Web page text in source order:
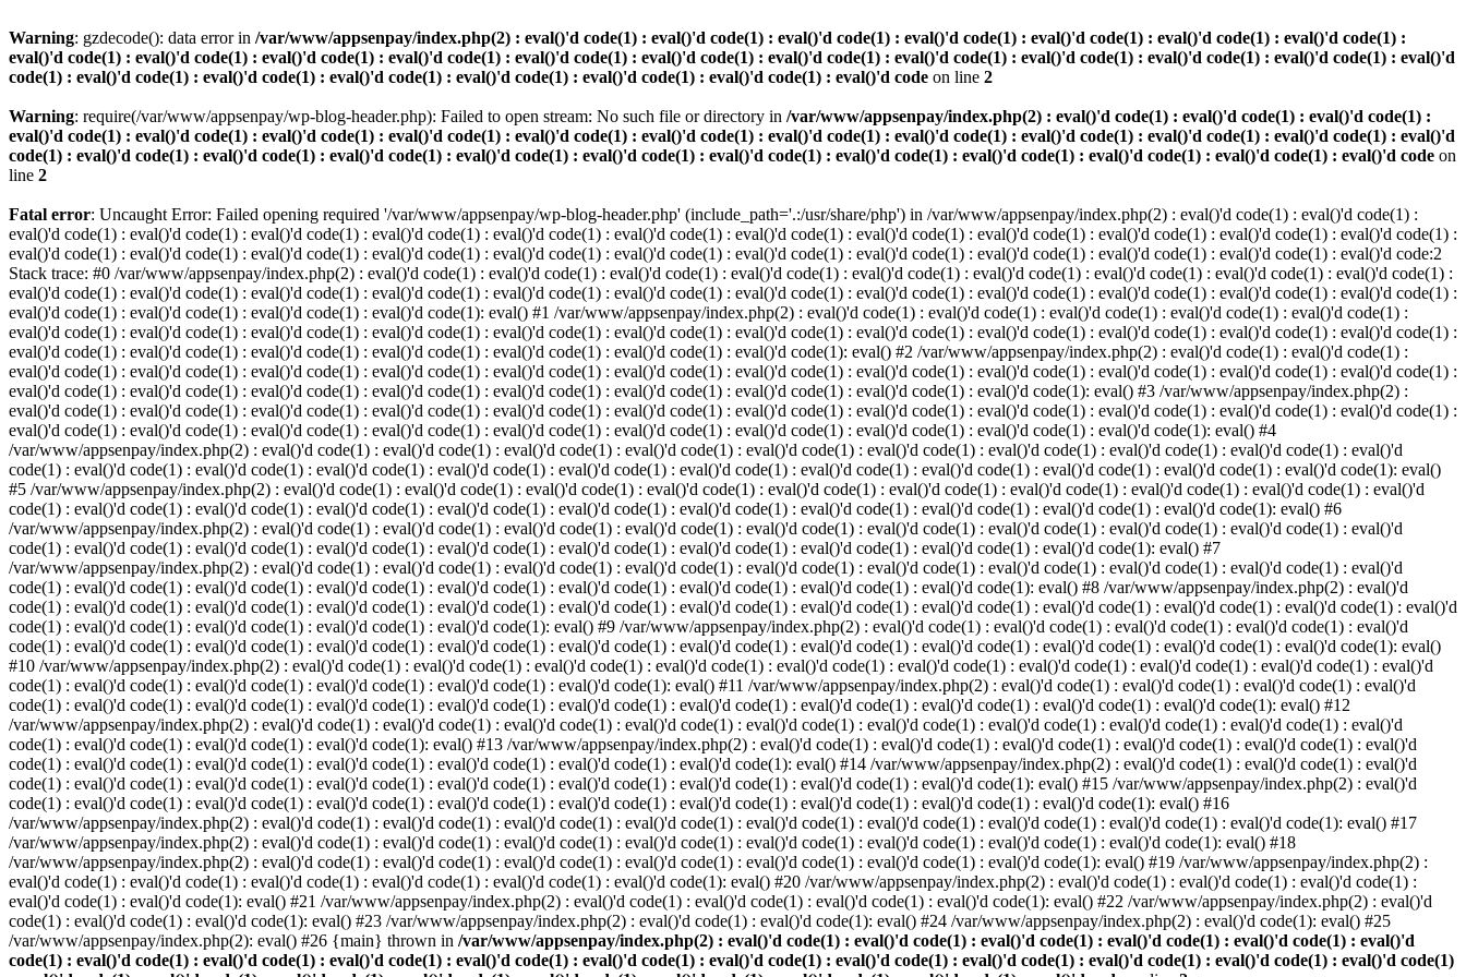
Warning: gzdecode(): data error in /var/www/appsenpay/index.php(2) : eval()'d code(1) : eval()'d code(1) : eval()'d code(1) : eval()'d code(1) : eval()'d code(1) : eval()'d code(1) : eval()'d code(1) :
eval()'d code(1) : eval()'d code(1) : eval()'d code(1) : eval()'d code(1) : eval()'d code(1) : eval()'d code(1) : eval()'d code(1) : eval()'d code(1) : eval()'d code(1) : eval()'d code(1) : eval()'d code(1) : eval()'d
code(1) : eval()'d code(1) : eval()'d code(1) : eval()'d code(1) : eval()'d code(1) : eval()'d code(1) : eval()'d code(1) : eval()'d code on line 2
Warning: require(/var/www/appsenpay/wp-blog-header.php): Failed to open stream: No such file or directory in /var/www/appsenpay/index.php(2) : eval()'d code(1) : eval()'d code(1) : eval()'d code(1) :
eval()'d code(1) : eval()'d code(1) : eval()'d code(1) : eval()'d code(1) : eval()'d code(1) : eval()'d code(1) : eval()'d code(1) : eval()'d code(1) : eval()'d code(1) : eval()'d code(1) : eval()'d code(1) : eval()'d
code(1) : eval()'d code(1) : eval()'d code(1) : eval()'d code(1) : eval()'d code(1) : eval()'d code(1) : eval()'d code(1) : eval()'d code(1) : eval()'d code(1) : eval()'d code(1) : eval()'d code(1) : eval()'d code on
line 2
Fatal error: Uncaught Error: Failed opening required '/var/www/appsenpay/wp-blog-header.php' (include_path='.:/usr/share/php') in /var/www/appsenpay/index.php(2) : eval()'d code(1) : eval()'d code(1) :
eval()'d code(1) : eval()'d code(1) : eval()'d code(1) : eval()'d code(1) : eval()'d code(1) : eval()'d code(1) : eval()'d code(1) : eval()'d code(1) : eval()'d code(1) : eval()'d code(1) : eval()'d code(1) : eval()'d code(1) :
eval()'d code(1) : eval()'d code(1) : eval()'d code(1) : eval()'d code(1) : eval()'d code(1) : eval()'d code(1) : eval()'d code(1) : eval()'d code(1) : eval()'d code(1) : eval()'d code(1) : eval()'d code(1) : eval()'d code:2
Stack trace: #0 /var/www/appsenpay/index.php(2) : eval()'d code(1) : eval()'d code(1) : eval()'d code(1) : eval()'d code(1) : eval()'d code(1) : eval()'d code(1) : eval()'d code(1) : eval()'d code(1) : eval()'d code(1) :
eval()'d code(1) : eval()'d code(1) : eval()'d code(1) : eval()'d code(1) : eval()'d code(1) : eval()'d code(1) : eval()'d code(1) : eval()'d code(1) : eval()'d code(1) : eval()'d code(1) : eval()'d code(1) : eval()'d code(1) :
eval()'d code(1) : eval()'d code(1) : eval()'d code(1) : eval()'d code(1): eval() #1 /var/www/appsenpay/index.php(2) : eval()'d code(1) : eval()'d code(1) : eval()'d code(1) : eval()'d code(1) : eval()'d code(1) :
eval()'d code(1) : eval()'d code(1) : eval()'d code(1) : eval()'d code(1) : eval()'d code(1) : eval()'d code(1) : eval()'d code(1) : eval()'d code(1) : eval()'d code(1) : eval()'d code(1) : eval()'d code(1) : eval()'d code(1) :
eval()'d code(1) : eval()'d code(1) : eval()'d code(1) : eval()'d code(1) : eval()'d code(1) : eval()'d code(1) : eval()'d code(1): eval() #2 /var/www/appsenpay/index.php(2) : eval()'d code(1) : eval()'d code(1) :
eval()'d code(1) : eval()'d code(1) : eval()'d code(1) : eval()'d code(1) : eval()'d code(1) : eval()'d code(1) : eval()'d code(1) : eval()'d code(1) : eval()'d code(1) : eval()'d code(1) : eval()'d code(1) : eval()'d code(1) :
eval()'d code(1) : eval()'d code(1) : eval()'d code(1) : eval()'d code(1) : eval()'d code(1) : eval()'d code(1) : eval()'d code(1) : eval()'d code(1) : eval()'d code(1): eval() #3 /var/www/appsenpay/index.php(2) :
eval()'d code(1) : eval()'d code(1) : eval()'d code(1) : eval()'d code(1) : eval()'d code(1) : eval()'d code(1) : eval()'d code(1) : eval()'d code(1) : eval()'d code(1) : eval()'d code(1) : eval()'d code(1) : eval()'d code(1) :
eval()'d code(1) : eval()'d code(1) : eval()'d code(1) : eval()'d code(1) : eval()'d code(1) : eval()'d code(1) : eval()'d code(1) : eval()'d code(1) : eval()'d code(1) : eval()'d code(1): eval() #4
/var/www/appsenpay/index.php(2) : eval()'d code(1) : eval()'d code(1) : eval()'d code(1) : eval()'d code(1) : eval()'d code(1) : eval()'d code(1) : eval()'d code(1) : eval()'d code(1) : eval()'d code(1) : eval()'d
code(1) : eval()'d code(1) : eval()'d code(1) : eval()'d code(1) : eval()'d code(1) : eval()'d code(1) : eval()'d code(1) : eval()'d code(1) : eval()'d code(1) : eval()'d code(1) : eval()'d code(1) : eval()'d code(1): eval()
#5 /var/www/appsenpay/index.php(2) : eval()'d code(1) : eval()'d code(1) : eval()'d code(1) : eval()'d code(1) : eval()'d code(1) : eval()'d code(1) : eval()'d code(1) : eval()'d code(1) : eval()'d code(1) : eval()'d
code(1) : eval()'d code(1) : eval()'d code(1) : eval()'d code(1) : eval()'d code(1) : eval()'d code(1) : eval()'d code(1) : eval()'d code(1) : eval()'d code(1) : eval()'d code(1) : eval()'d code(1): eval() #6
/var/www/appsenpay/index.php(2) : eval()'d code(1) : eval()'d code(1) : eval()'d code(1) : eval()'d code(1) : eval()'d code(1) : eval()'d code(1) : eval()'d code(1) : eval()'d code(1) : eval()'d code(1) : eval()'d
code(1) : eval()'d code(1) : eval()'d code(1) : eval()'d code(1) : eval()'d code(1) : eval()'d code(1) : eval()'d code(1) : eval()'d code(1) : eval()'d code(1) : eval()'d code(1): eval() #7
/var/www/appsenpay/index.php(2) : eval()'d code(1) : eval()'d code(1) : eval()'d code(1) : eval()'d code(1) : eval()'d code(1) : eval()'d code(1) : eval()'d code(1) : eval()'d code(1) : eval()'d code(1) : eval()'d
code(1) : eval()'d code(1) : eval()'d code(1) : eval()'d code(1) : eval()'d code(1) : eval()'d code(1) : eval()'d code(1) : eval()'d code(1) : eval()'d code(1): eval() #8 /var/www/appsenpay/index.php(2) : eval()'d
code(1) : eval()'d code(1) : eval()'d code(1) : eval()'d code(1) : eval()'d code(1) : eval()'d code(1) : eval()'d code(1) : eval()'d code(1) : eval()'d code(1) : eval()'d code(1) : eval()'d code(1) : eval()'d code(1) : eval()'d
code(1) : eval()'d code(1) : eval()'d code(1) : eval()'d code(1) : eval()'d code(1): eval() #9 /var/www/appsenpay/index.php(2) : eval()'d code(1) : eval()'d code(1) : eval()'d code(1) : eval()'d code(1) : eval()'d
code(1) : eval()'d code(1) : eval()'d code(1) : eval()'d code(1) : eval()'d code(1) : eval()'d code(1) : eval()'d code(1) : eval()'d code(1) : eval()'d code(1) : eval()'d code(1) : eval()'d code(1) : eval()'d code(1): eval()
#10 /var/www/appsenpay/index.php(2) : eval()'d code(1) : eval()'d code(1) : eval()'d code(1) : eval()'d code(1) : eval()'d code(1) : eval()'d code(1) : eval()'d code(1) : eval()'d code(1) : eval()'d code(1) : eval()'d
code(1) : eval()'d code(1) : eval()'d code(1) : eval()'d code(1) : eval()'d code(1) : eval()'d code(1): eval() #11 /var/www/appsenpay/index.php(2) : eval()'d code(1) : eval()'d code(1) : eval()'d code(1) : eval()'d
code(1) : eval()'d code(1) : eval()'d code(1) : eval()'d code(1) : eval()'d code(1) : eval()'d code(1) : eval()'d code(1) : eval()'d code(1) : eval()'d code(1) : eval()'d code(1) : eval()'d code(1): eval() #12
/var/www/appsenpay/index.php(2) : eval()'d code(1) : eval()'d code(1) : eval()'d code(1) : eval()'d code(1) : eval()'d code(1) : eval()'d code(1) : eval()'d code(1) : eval()'d code(1) : eval()'d code(1) : eval()'d
code(1) : eval()'d code(1) : eval()'d code(1) : eval()'d code(1): eval() #13 /var/www/appsenpay/index.php(2) : eval()'d code(1) : eval()'d code(1) : eval()'d code(1) : eval()'d code(1) : eval()'d code(1) : eval()'d
code(1) : eval()'d code(1) : eval()'d code(1) : eval()'d code(1) : eval()'d code(1) : eval()'d code(1) : eval()'d code(1): eval() #14 /var/www/appsenpay/index.php(2) : eval()'d code(1) : eval()'d code(1) : eval()'d
code(1) : eval()'d code(1) : eval()'d code(1) : eval()'d code(1) : eval()'d code(1) : eval()'d code(1) : eval()'d code(1) : eval()'d code(1) : eval()'d code(1): eval() #15 /var/www/appsenpay/index.php(2) : eval()'d
code(1) : eval()'d code(1) : eval()'d code(1) : eval()'d code(1) : eval()'d code(1) : eval()'d code(1) : eval()'d code(1) : eval()'d code(1) : eval()'d code(1) : eval()'d code(1): eval() #16
/var/www/appsenpay/index.php(2) : eval()'d code(1) : eval()'d code(1) : eval()'d code(1) : eval()'d code(1) : eval()'d code(1) : eval()'d code(1) : eval()'d code(1) : eval()'d code(1) : eval()'d code(1): eval() #17
/var/www/appsenpay/index.php(2) : eval()'d code(1) : eval()'d code(1) : eval()'d code(1) : eval()'d code(1) : eval()'d code(1) : eval()'d code(1) : eval()'d code(1) : eval()'d code(1): eval() #18
/var/www/appsenpay/index.php(2) : eval()'d code(1) : eval()'d code(1) : eval()'d code(1) : eval()'d code(1) : eval()'d code(1) : eval()'d code(1) : eval()'d code(1): eval() #19 /var/www/appsenpay/index.php(2) :
eval()'d code(1) : eval()'d code(1) : eval()'d code(1) : eval()'d code(1) : eval()'d code(1) : eval()'d code(1): eval() #20 /var/www/appsenpay/index.php(2) : eval()'d code(1) : eval()'d code(1) : eval()'d code(1) :
eval()'d code(1) : eval()'d code(1): eval() #21 /var/www/appsenpay/index.php(2) : eval()'d code(1) : eval()'d code(1) : eval()'d code(1) : eval()'d code(1): eval() #22 /var/www/appsenpay/index.php(2) : eval()'d
code(1) : eval()'d code(1) : eval()'d code(1): eval() #23 /var/www/appsenpay/index.php(2) : eval()'d code(1) : eval()'d code(1): eval() #24 /var/www/appsenpay/index.php(2) : eval()'d code(1): eval() #25
/var/www/appsenpay/index.php(2): eval() #26 {main} thrown in /var/www/appsenpay/index.php(2) : eval()'d code(1) : eval()'d code(1) : eval()'d code(1) : eval()'d code(1) : eval()'d code(1) : eval()'d
code(1) : eval()'d code(1) : eval()'d code(1) : eval()'d code(1) : eval()'d code(1) : eval()'d code(1) : eval()'d code(1) : eval()'d code(1) : eval()'d code(1) : eval()'d code(1) : eval()'d code(1) : eval()'d code(1)